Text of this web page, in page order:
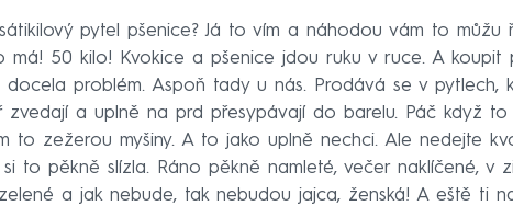
pytel pšenice? Já to vím a náhodou vám to můžu
má! 50 kilo! Kvokice a pšenice jdou ruku v ruce. A koupit
problém. Aspoň tady u nás. Prodává se v pytlech,
zvedají a uplně na prd přesypávají do barelu. Páč když to
to zežerou myšiny. A to jako uplně nechci. Ale nedejte
to pěkně slízla. Ráno pěkně namleté, večer naklíčené, v
a jak nebude, tak nebudou jajca, ženská! A eště ti